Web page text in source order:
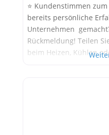
⭐ Kundenstimmen
bereits persönliche
Unternehmen
Rückmeldung! Teilen
beim Heizen, Kühlen